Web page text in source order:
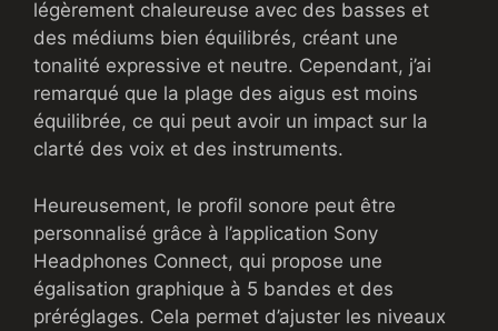
légèrement chaleureuse avec des basses et
des médiums bien équilibrés, créant une
tonalité expressive et neutre. Cependant, j’ai
remarqué que la plage des aigus est moins
équilibrée, ce qui peut avoir un impact sur la
clarté des voix et des instruments.
Heureusement, le profil sonore peut être
personnalisé grâce à l’application Sony
Headphones Connect, qui propose une
égalisation graphique à 5 bandes et des
préréglages. Cela permet d’ajuster les niveaux